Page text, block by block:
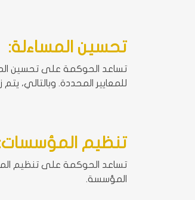
تحسين المساءلة:
تساعد الحوكمة على تحسين
للمعايير المحددة. وبالتالي،
تنظيم
تساعد الحوكمة على تنظيم
المؤسسة.